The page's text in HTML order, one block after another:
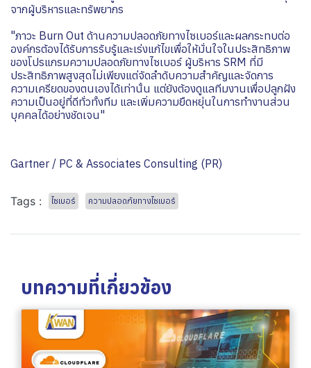
จากผู้บริหารและทรัพยากร
"ภาวะ Burn Out ด้านความปลอดภัยทางไซเบอร์และผลกระทบต่อ
องค์กรต้องได้รับการรับรู้และเร่งแก้ไขเพื่อให้มั่นใจในประสิทธิภาพ
ของโปรแกรมความปลอดภัยทางไซเบอร์ ผู้บริหาร SRM ที่มี
ประสิทธิภาพสูงสุดไม่เพียงแต่จัดลำดับความสำคัญและจัดการ
ความเครียดของตนเองได้เท่านั้น แต่ยังต้องดูแลทีมงานเพื่อปลูกฝัง
ความเป็นอยู่ที่ดีทั่วทั้งทีม และเพิ่มความยืดหยุ่นในการทำงานส่วน
บุคคลได้อย่างชัดเจน"
Gartner / PC & Associates Consulting (PR)
Tags : ไซเบอร์ ความปลอดภัยทางไซเบอร์
บทความที่เกี่ยวข้อง